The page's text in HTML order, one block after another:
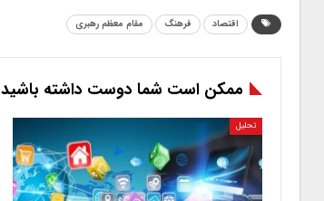
اقتصاد فرهنگ مقام معظم رهبری
ممکن است شما دوست داشته باشید
تحلیل